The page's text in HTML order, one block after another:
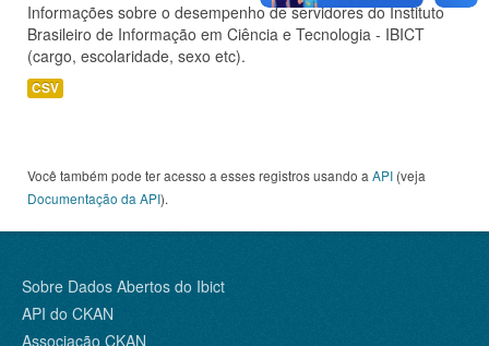
Informações sobre o desempenho de servidores do Instituto
Brasileiro de Informação em Ciência e Tecnologia - IBICT
(cargo, escolaridade, sexo etc).
CSV
Você também pode ter acesso a esses registros usando a API (veja
Documentação da API).
Sobre Dados Abertos do Ibict
API do CKAN
Associação CKAN